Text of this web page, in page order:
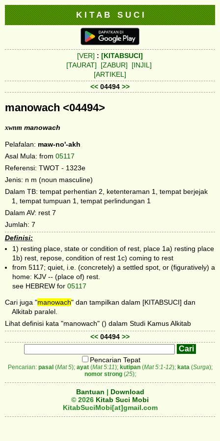
K I T A B S U C I
[VER] : [KITABSUCI]
[TAURAT]
[ZABUR]
[INJIL]
[ARTIKEL]
<< 04494 >>
manowach <04494>
xwnm manowach
Pelafalan: maw-no'-akh
Asal Mula: from 05117
Referensi: TWOT - 1323e
Jenis: n m (noun masculine)
Dalam TB: tempat perhentian 2, ketenteraman 1, tempat berjejak
1, tempat tumpuan 1, tempat perlindungan 1
Dalam AV: rest 7
Jumlah: 7
Definisi:
1) resting place, state or condition of rest, place 1a) resting place
1b) rest, repose, condition of rest 1c) coming to rest
from 5117; quiet, i.e. (concretely) a settled spot, or (figuratively) a
home: KJV -- (place of) rest.
see HEBREW for 05117
Cari juga "manowach" dan tampilkan dalam [KITABSUCI] dan
Alkitab paralel.
Lihat definisi kata "manowach" () dalam Studi Kamus Alkitab
<< 04494 >>
Pencarian Tepat
Pencarian: pasal (Mat 5); ayat(Mat 5:11); kutipan(Mat 5:1-12); kata(Surga);
nomor strong(25);
Bantuan | Download
© 2026 Kitab Suci Mobi
KitabSuciMobi[at]gmail.com